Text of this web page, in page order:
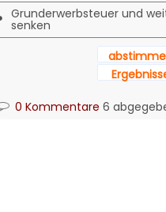
Grunderwerbsteuer und
senken
0 Kommentare 6